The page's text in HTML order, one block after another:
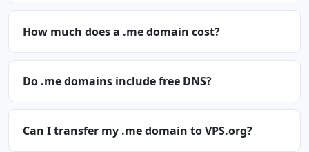
How much does a .me domain cost?
Do .me domains include free DNS?
Can I transfer my .me domain to VPS.org?